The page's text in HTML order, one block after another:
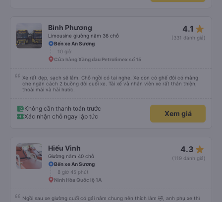
Bình Phương
Limousine giường nằm 36 chỗ
4.1 star_rate
(331 đánh giá)
Bến xe An Sương
10 giờ
Cửa hàng Xăng dầu Petrolimex số 15
Xe rất đẹp, sạch sẽ lắm. Chỗ ngồi có tai nghe. Xe còn có ghế đôi có màng
che ngăn cách 2 buồng đôi cuối xe. Tài xế và nhân viên xe rất thân thiện,
thoải mái và hài hước.
Không cần thanh toán trước
Xác nhận chỗ ngay lập tức
Xem giá
Hiếu Vinh
Giường nằm 40 chỗ
4.3 star_rate
(119 đánh giá)
Bến xe An Sương
8 giờ 45 phút
Ninh Hòa Quốc lộ 1A
Ngồi sau xe giường cuối có gái nằm chung nên thích lắm 🤣, anh phụ xe thì